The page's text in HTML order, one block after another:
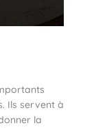
Ils servent à
la